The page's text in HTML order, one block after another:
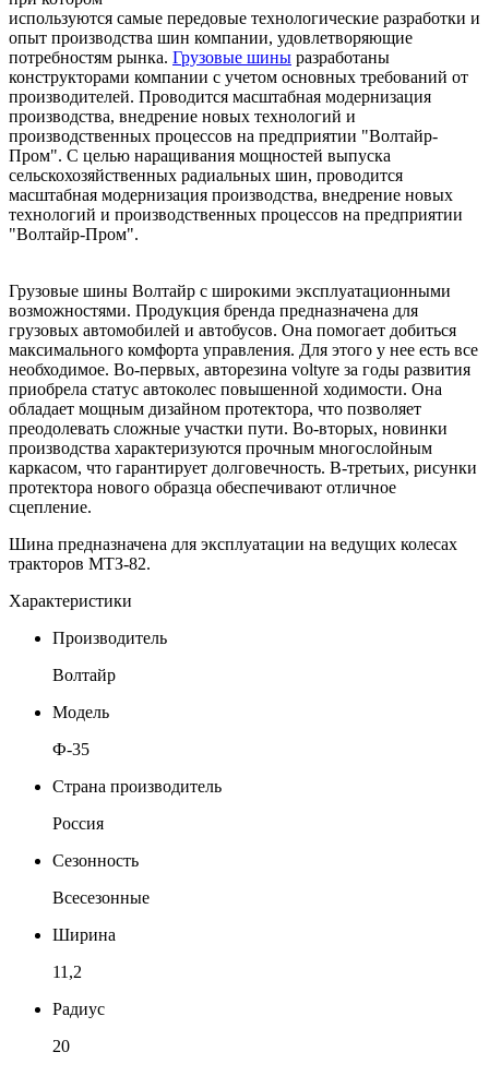
используются самые передовые технологические разработки и
опыт производства шин компании, удовлетворяющие
потребностям рынка. Грузовые шины разработаны
конструкторами компании с учетом основных требований от
производителей. Проводится масштабная модернизация
производства, внедрение новых технологий и
производственных процессов на предприятии "Волтайр-
Пром". С целью наращивания мощностей выпуска
сельскохозяйственных радиальных шин, проводится
масштабная модернизация производства, внедрение новых
технологий и производственных процессов на предприятии
"Волтайр-Пром".
Грузовые шины Волтайр с широкими эксплуатационными
возможностями. Продукция бренда предназначена для
грузовых автомобилей и автобусов. Она помогает добиться
максимального комфорта управления. Для этого у нее есть все
необходимое. Во-первых, авторезина voltyre за годы развития
приобрела статус автоколес повышенной ходимости. Она
обладает мощным дизайном протектора, что позволяет
преодолевать сложные участки пути. Во-вторых, новинки
производства характеризуются прочным многослойным
каркасом, что гарантирует долговечность. В-третьих, рисунки
протектора нового образца обеспечивают отличное
сцепление.
Шина предназначена для эксплуатации на ведущих колесах
тракторов МТЗ-82.
Характеристики
Производитель
Волтайр
Модель
Ф-35
Страна производитель
Россия
Сезонность
Всесезонные
Ширина
11,2
Радиус
20